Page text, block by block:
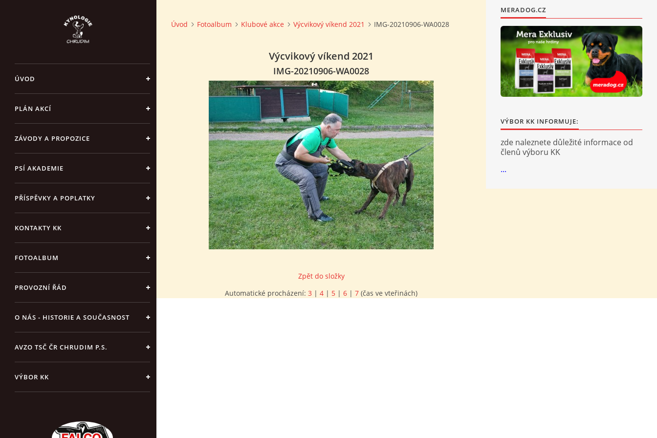
ÚVOD
PLÁN AKCÍ
ZÁVODY A PROPOZICE
PSÍ AKADEMIE
PŘÍSPĚVKY A POPLATKY
KONTAKTY KK
FOTOALBUM
PROVOZNÍ ŘÁD
O NÁS - HISTORIE A SOUČASNOST
AVZO TSČ ČR CHRUDIM P.S.
VÝBOR KK
Úvod Fotoalbum Klubové akce Výcvikový víkend 2021 IMG-20210906-WA0028
Výcvikový víkend 2021
IMG-20210906-WA0028
Zpět do složky
Automatické procházení: 3 | 4 | 5 | 6 | 7 (čas ve vteřinách)
MERADOG.CZ
VÝBOR KK INFORMUJE:
zde naleznete důležité informace od
členů výboru KK
...